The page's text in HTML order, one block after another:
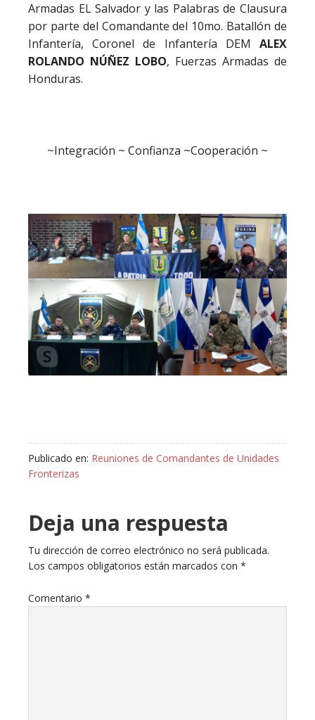
Armadas EL Salvador y las Palabras de Clausura
por parte del Comandante del 10mo. Batallón de
Infantería, Coronel de Infantería DEM ALEX
ROLANDO NÚÑEZ LOBO, Fuerzas Armadas de
Honduras.
~Integración ~ Confianza ~Cooperación ~
Publicado en: Reuniones de Comandantes de Unidades
Fronterizas
Deja una respuesta
Tu dirección de correo electrónico no será publicada.
Los campos obligatorios están marcados con *
Comentario *